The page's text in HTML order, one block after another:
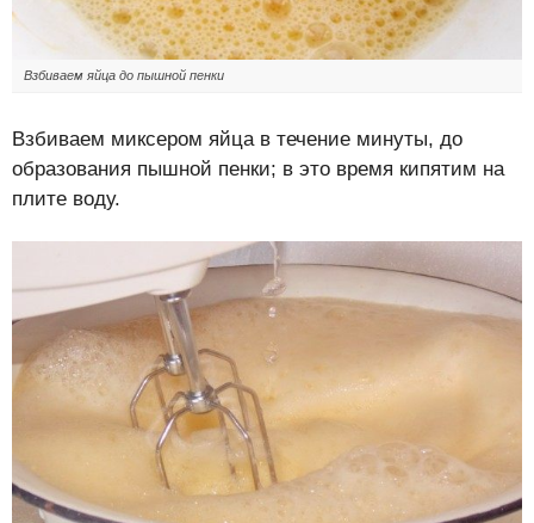
Взбиваем яйца до пышной пенки
Взбиваем миксером яйца в течение минуты, до
образования пышной пенки; в это время кипятим на
плите воду.